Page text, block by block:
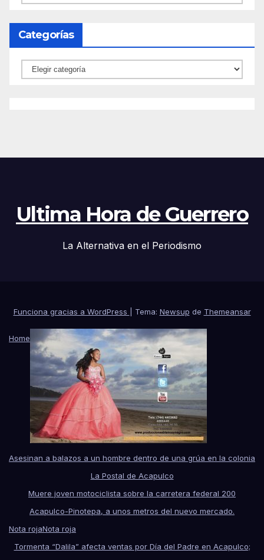
Categorías
Categorías
Ultima Hora de Guerrero
La Alternativa en el Periodismo
Funciona gracias a WordPress Tema: Newsup de Themeansar
Home
Asesinan a balazos a un hombre dentro de una grúa en la colonia
La Postal de Acapulco
Muere joven motociclista sobre la carretera federal 200
Acapulco-Pinotepa, a unos metros del nuevo mercado.
Nota rojaNota roja
Tormenta “Dalila” afecta ventas por Día del Padre en Acapulco;